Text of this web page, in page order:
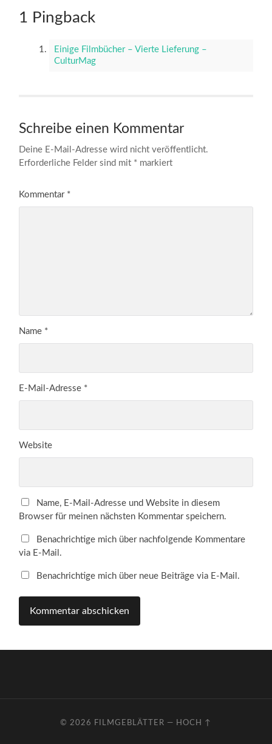
1 Pingback
Einige Filmbücher – Vierte Lieferung –
CulturMag
Schreibe einen Kommentar
Deine E-Mail-Adresse wird nicht veröffentlicht.
Erforderliche Felder sind mit * markiert
Kommentar *
Name *
E-Mail-Adresse *
Website
Name, E-Mail-Adresse und Website in diesem
Browser für meinen nächsten Kommentar speichern.
Benachrichtige mich über nachfolgende Kommentare
via E-Mail.
Benachrichtige mich über neue Beiträge via E-Mail.
© 2026 FILMGEBLÄTTER — HOCH ↑